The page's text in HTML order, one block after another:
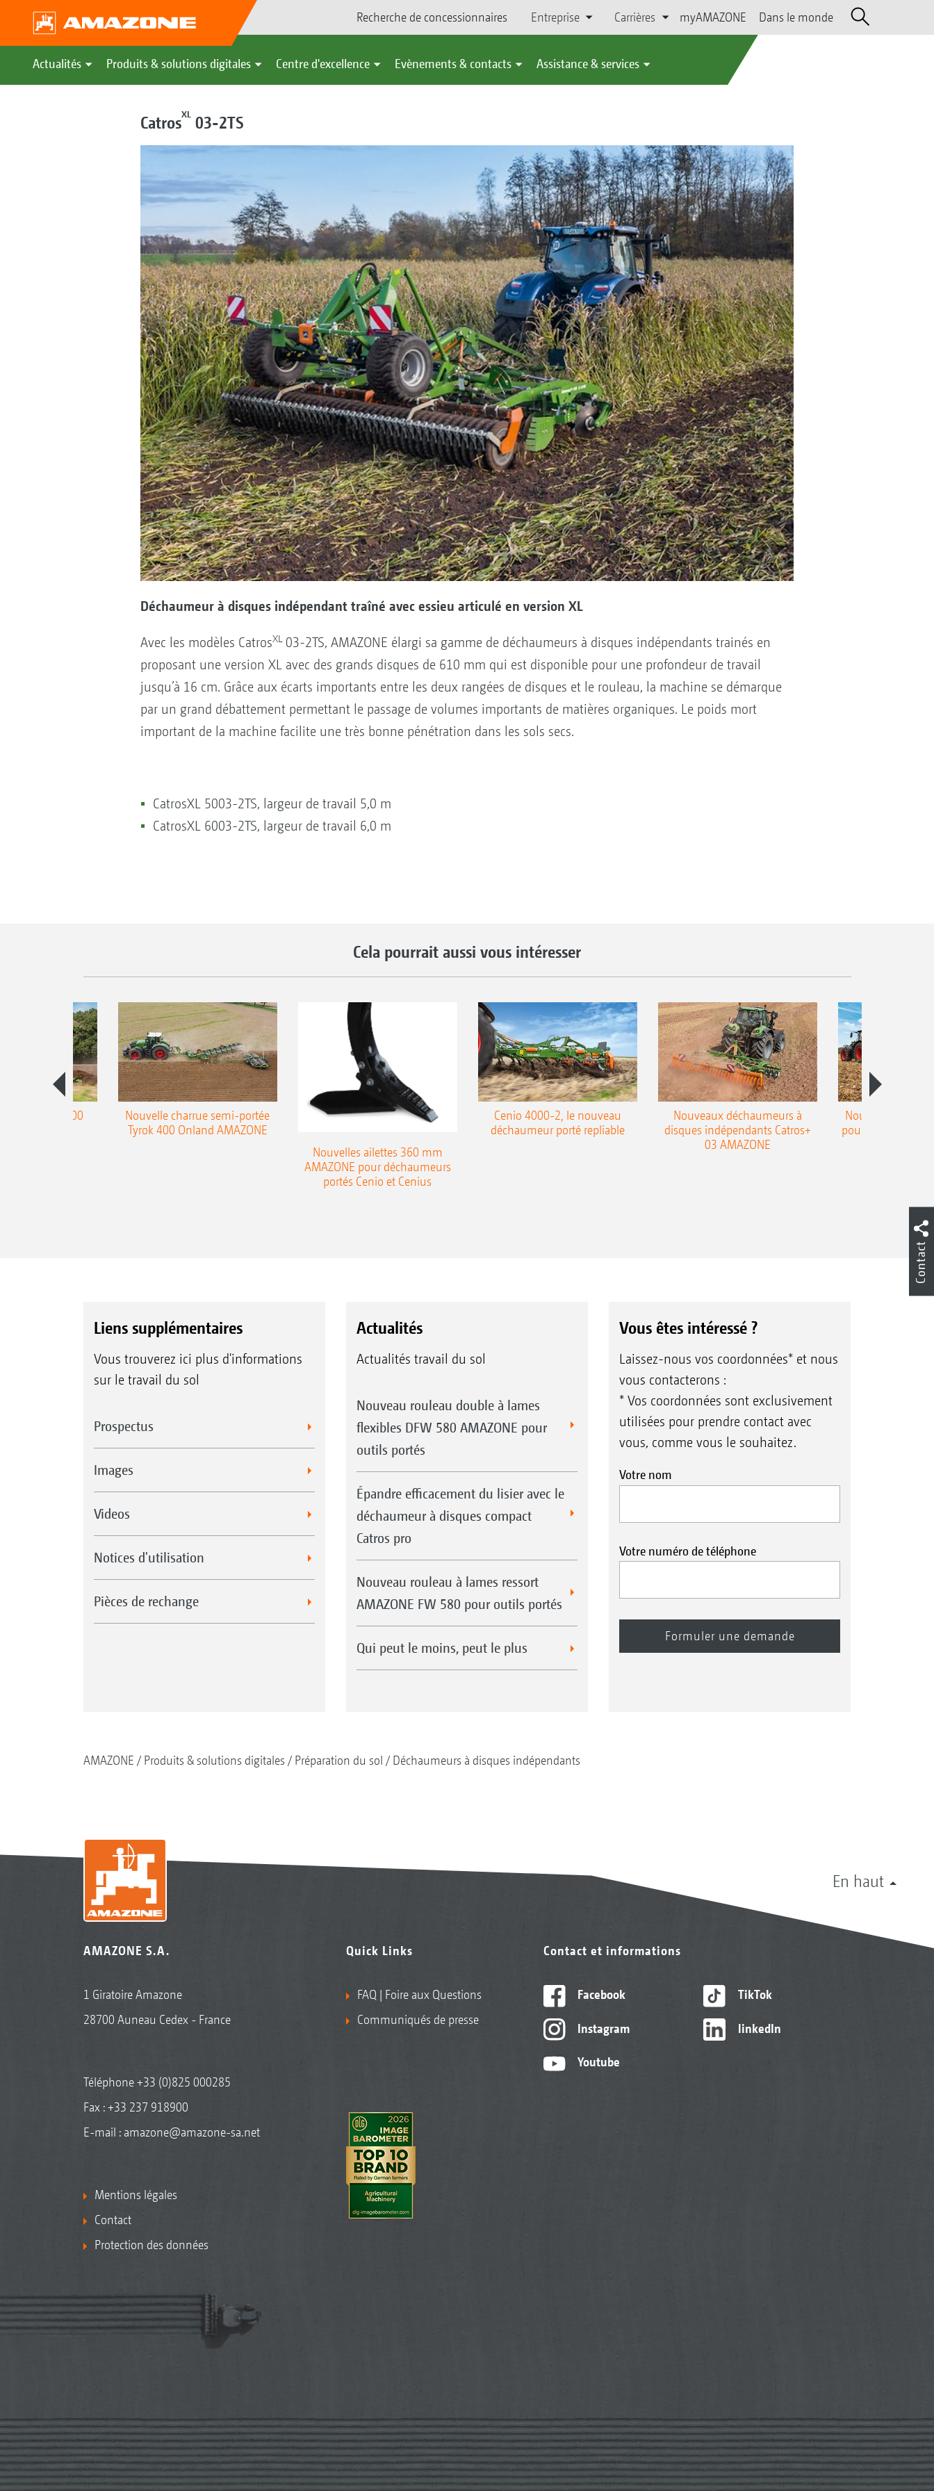
Recherche de concessionnaires Entreprise Carrières myAMAZONE Dans le monde
Actualités Produits & solutions digitales Centre d'excellence Evènements & contacts Assistance & services
CatrosXL03-2TS
Déchaumeur à disques indépendant traîné avec essieu articulé en version XL
Avec les modèles CatrosXL03-2TS, AMAZONE élargi sa gamme de déchaumeurs à disques indépendants trainés en
proposant une version XL avec des grands disques de 610 mm qui est disponible pour une profondeur de travail
jusqu’à 16 cm. Grâce aux écarts importants entre les deux rangées de disques et le rouleau, la machine se démarque
par un grand débattement permettant le passage de volumes importants de matières organiques. Le poids mort
important de la machine facilite une très bonne pénétration dans les sols secs.
CatrosXL 5003-2TS, largeur de travail 5,0 m
CatrosXL 6003-2TS, largeur de travail 6,0 m
Cela pourrait aussi vous intéresser
Teres 300
Nouvelle charrue semi-portée
Tyrok 400 Onland AMAZONE
Nouvelles ailettes 360 mm
AMAZONE pour déchaumeurs
portés Cenio et Cenius
Cenio 4000-2, le nouveau
déchaumeur porté repliable
Nouveaux déchaumeurs à
disques indépendants Catros+
03 AMAZONE
Nouvelle double
pour le
Liens supplémentaires
Vous trouverez ici plus d'informations
sur le travail du sol
Prospectus
Images
Videos
Notices d'utilisation
Pièces de rechange
Actualités
Actualités travail du sol
Nouveau rouleau double à lames
flexibles DFW 580 AMAZONE pour
outils portés
Épandre efficacement du lisier avec le
déchaumeur à disques compact
Catros pro
Nouveau rouleau à lames ressort
AMAZONE FW 580 pour outils portés
Qui peut le moins, peut le plus
Vous êtes intéressé ?
Laissez-nous vos coordonnées* et nous
vous contacterons :
* Vos coordonnées sont exclusivement
utilisées pour prendre contact avec
vous, comme vous le souhaitez.
Votre nom
Votre numéro de téléphone
AMAZONE Produits & solutions digitales Préparation du sol Déchaumeurs à disques indépendants
En haut
AMAZONE S.A.
1 Giratoire Amazone
28700 Auneau Cedex - France
Téléphone+33 (0)825 000285
Fax : +33 237 918900
E-mail : amazone@amazone-sa.net
Mentions légales
Contact
Protection des données
Quick Links
FAQ | Foire aux Questions
Communiqués de presse
Contact et informations
Facebook
Instagram
Youtube
TikTok
linkedIn
Contact